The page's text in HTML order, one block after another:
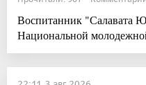
Воспитанник "Салавата
Национальной